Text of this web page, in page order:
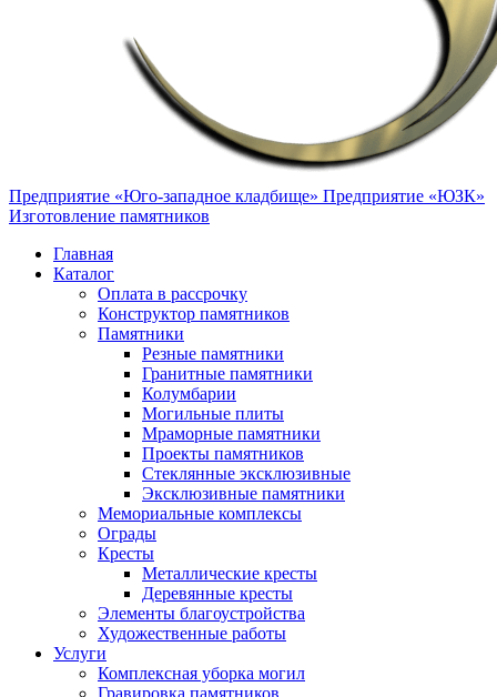
Предприятие «Юго-западное кладбище» Предприятие «ЮЗК»
Изготовление памятников
Главная
Каталог
Оплата в рассрочку
Конструктор памятников
Памятники
Резные памятники
Гранитные памятники
Колумбарии
Могильные плиты
Мраморные памятники
Проекты памятников
Стеклянные эксклюзивные
Эксклюзивные памятники
Мемориальные комплексы
Ограды
Кресты
Металлические кресты
Деревянные кресты
Элементы благоустройства
Художественные работы
Услуги
Комплексная уборка могил
Гравировка памятников